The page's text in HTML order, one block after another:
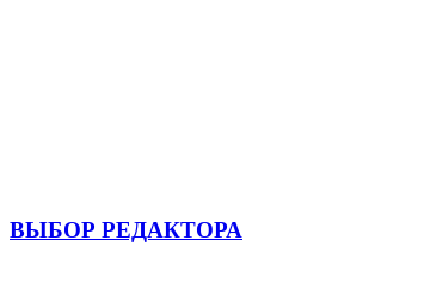
ВЫБОР РЕДАКТОРА